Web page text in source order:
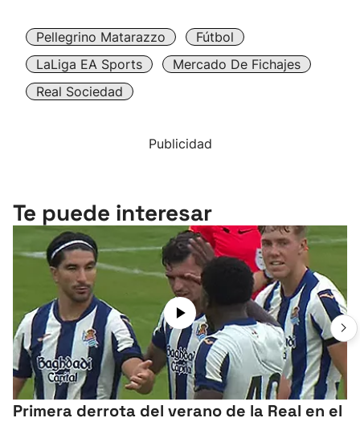
Pellegrino Matarazzo
Fútbol
LaLiga EA Sports
Mercado De Fichajes
Real Sociedad
Publicidad
Te puede interesar
Primera derrota del verano de la Real en el